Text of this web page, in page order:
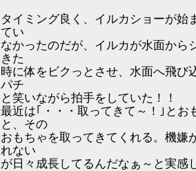
タイミング良く、イルカショーが始
てい
なかったのだが、イルカが水面から
きた
時に体をビクっとさせ、水面へ飛び
パチ
と笑いながら拍手をしていた！！
最近は｢・・・取ってきて～！｣とお
と、その
おもちゃを取ってきてくれる。機嫌
れない
が日々成長してるんだなぁ～と実感